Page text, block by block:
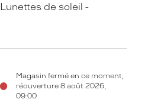
Lunettes de soleil
Magasin fermé en ce moment,
réouverture 8 août 2026,
09:00